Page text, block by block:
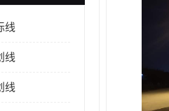
线
线
线